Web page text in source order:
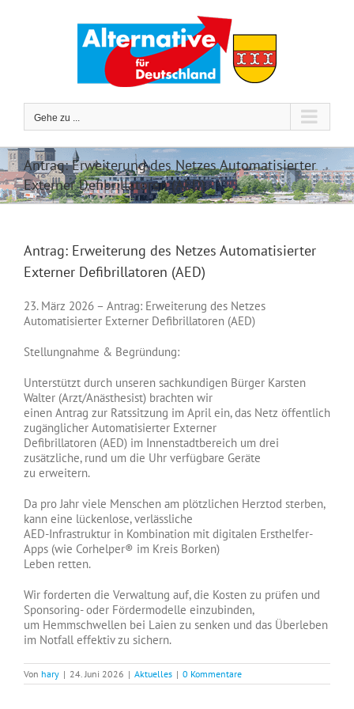
Gehe zu ...
Antrag: Erweiterung des Netzes Automatisierter
Externer Defibrillatoren (AED)
Antrag: Erweiterung des Netzes Automatisierter
Externer Defibrillatoren (AED)
23. März 2026 – Antrag: Erweiterung des Netzes
Automatisierter Externer Defibrillatoren (AED)
Stellungnahme & Begründung:
Unterstützt durch unseren sachkundigen Bürger Karsten
Walter (Arzt/Anästhesist) brachten wir
einen Antrag zur Ratssitzung im April ein, das Netz öffentlich
zugänglicher Automatisierter Externer
Defibrillatoren (AED) im Innenstadtbereich um drei
zusätzliche, rund um die Uhr verfügbare Geräte
zu erweitern.
Da pro Jahr viele Menschen am plötzlichen Herztod sterben,
kann eine lückenlose, verlässliche
AED-Infrastruktur in Kombination mit digitalen Ersthelfer-
Apps (wie Corhelper® im Kreis Borken)
Leben retten.
Wir forderten die Verwaltung auf, die Kosten zu prüfen und
Sponsoring- oder Fördermodelle einzubinden,
um Hemmschwellen bei Laien zu senken und das Überleben
im Notfall effektiv zu sichern.
Von hary | 24. Juni 2026 | Aktuelles | 0 Kommentare